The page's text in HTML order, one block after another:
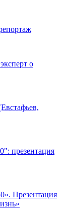
о
презентация
Презентация